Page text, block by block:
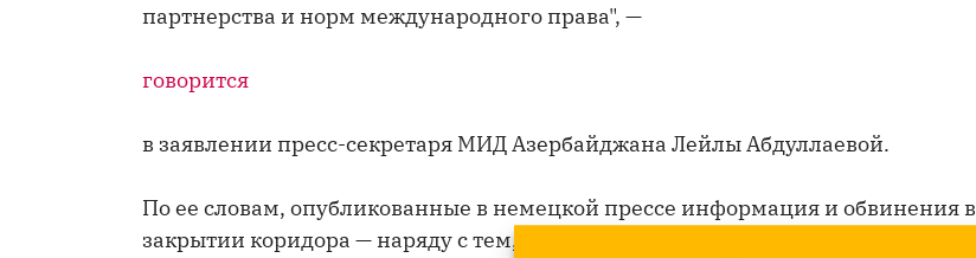
партнерства и норм международного права", —
говорится
в заявлении пресс-секретаря МИД Азербайджана Лейлы Абдуллаевой.
По ее словам, опубликованные в немецкой прессе информация и обвинения в
закрытии коридора — наряду с тем, что создают недопонимание, также говорят